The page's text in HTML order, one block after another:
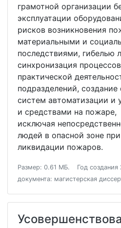
грамотной организации
эксплуатации
рисков возникновения
материальными и
последствиями, гибелью
синхронизация
практической
подразделений,
систем автоматизации и
и средствами на пожаре,
исключая
людей в опасной зоне
ликвидации пожаров.
Размер: 0.61 МБ. Год создания
документа: магистерская